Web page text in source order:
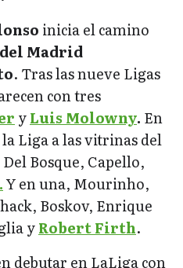
inicia el camino
Madrid
. Tras las nueve Ligas
con tres
yLuis Molowny. En
Liga a las vitrinas del
Bosque, Capello,
Y en una, Mourinho,
Boskov, Enrique
yRobert Firth.
debutar en LaLiga con